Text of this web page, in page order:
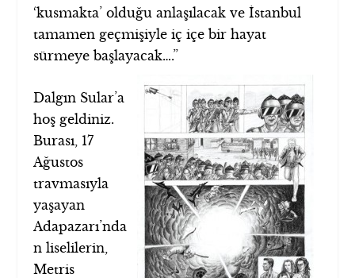
‘kusmakta’ olduğu anlaşılacak ve İstanbul
tamamen geçmişiyle iç içe bir hayat
sürmeye başlayacak….”
Dalgın Sular’a
hoş geldiniz.
Burası, 17
Ağustos
travmasıyla
yaşayan
Adapazarı’nda
n liselilerin,
Metris